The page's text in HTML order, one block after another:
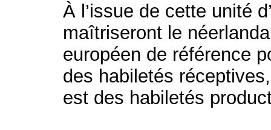
À l’issue de cette unité
maîtriseront le
européen de référence
des habiletés
est des habiletés